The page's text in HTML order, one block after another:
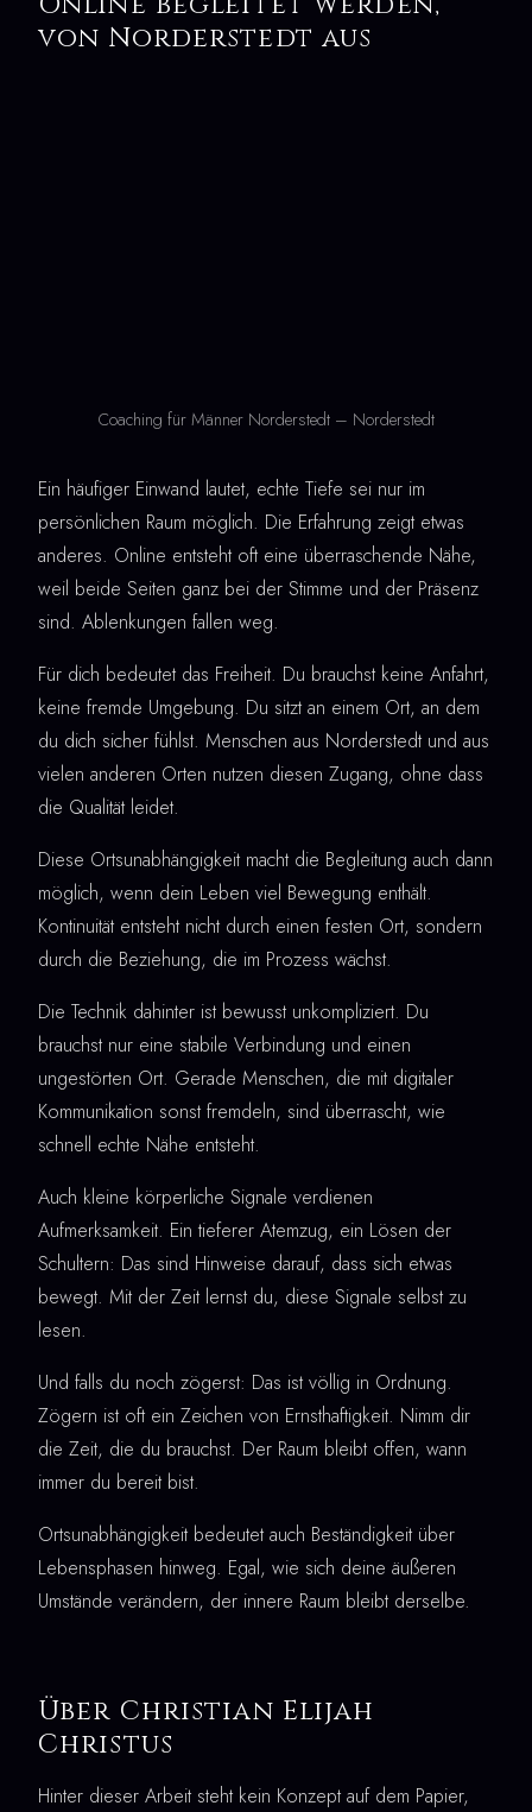
von Norderstedt aus
Coaching für Männer Norderstedt – Norderstedt
Ein häufiger Einwand lautet, echte Tiefe sei nur im
persönlichen Raum möglich. Die Erfahrung zeigt etwas
anderes. Online entsteht oft eine überraschende Nähe,
weil beide Seiten ganz bei der Stimme und der Präsenz
sind. Ablenkungen fallen weg.
Für dich bedeutet das Freiheit. Du brauchst keine Anfahrt,
keine fremde Umgebung. Du sitzt an einem Ort, an dem
du dich sicher fühlst. Menschen aus Norderstedt und aus
vielen anderen Orten nutzen diesen Zugang, ohne dass
die Qualität leidet.
Diese Ortsunabhängigkeit macht die Begleitung auch dann
möglich, wenn dein Leben viel Bewegung enthält.
Kontinuität entsteht nicht durch einen festen Ort, sondern
durch die Beziehung, die im Prozess wächst.
Die Technik dahinter ist bewusst unkompliziert. Du
brauchst nur eine stabile Verbindung und einen
ungestörten Ort. Gerade Menschen, die mit digitaler
Kommunikation sonst fremdeln, sind überrascht, wie
schnell echte Nähe entsteht.
Auch kleine körperliche Signale verdienen
Aufmerksamkeit. Ein tieferer Atemzug, ein Lösen der
Schultern: Das sind Hinweise darauf, dass sich etwas
bewegt. Mit der Zeit lernst du, diese Signale selbst zu
lesen.
Und falls du noch zögerst: Das ist völlig in Ordnung.
Zögern ist oft ein Zeichen von Ernsthaftigkeit. Nimm dir
die Zeit, die du brauchst. Der Raum bleibt offen, wann
immer du bereit bist.
Ortsunabhängigkeit bedeutet auch Beständigkeit über
Lebensphasen hinweg. Egal, wie sich deine äußeren
Umstände verändern, der innere Raum bleibt derselbe.
Über Christian Elijah
Christus
Hinter dieser Arbeit steht kein Konzept auf dem Papier,